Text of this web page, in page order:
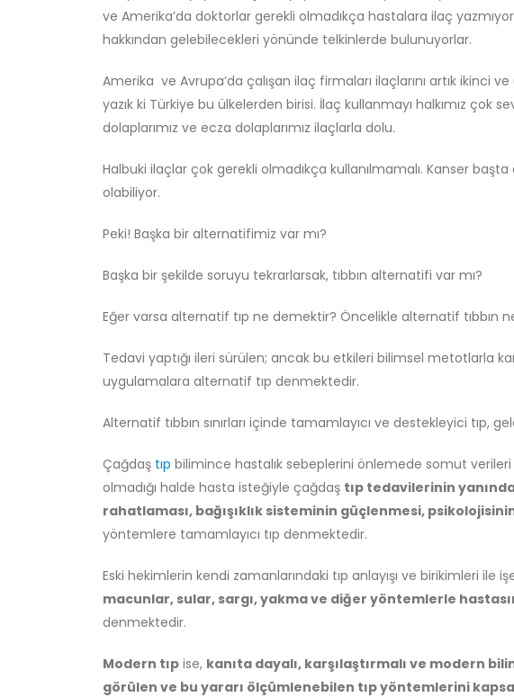
ve Amerika’da doktorlar gerekli olmadıkça hastalara ilaç
hakkından gelebilecekleri yönünde telkinlerde bulunuyorlar.
Amerika ve Avrupa’da çalışan ilaç firmaları ilaçlarını artık ikinci
yazık ki Türkiye bu ülkelerden birisi. İlaç kullanmayı halkımız çok
dolaplarımız ve ecza dolaplarımız ilaçlarla dolu.
Halbuki ilaçlar çok gerekli olmadıkça kullanılmamalı. Kanser
olabiliyor.
Peki! Başka bir alternatifimiz var mı?
Başka bir şekilde soruyu tekrarlarsak, tıbbın alternatifi var mı?
Eğer varsa alternatif tıp ne demektir? Öncelikle alternatif tıbbın
Tedavi yaptığı ileri sürülen; ancak bu etkileri bilimsel metotlarla
uygulamalara alternatif tıp denmektedir.
Alternatif tıbbın sınırları içinde tamamlayıcı ve destekleyici tıp,
Çağdaş tıp bilimince hastalık sebeplerini önlemede somut
olmadığı halde hasta isteğiyle çağdaş tıp tedavilerinin
rahatlaması, bağışıklık sisteminin güçlenmesi,
yöntemlere tamamlayıcı tıp denmektedir.
Eski hekimlerin kendi zamanlarındaki tıp anlayışı ve birikimleri
macunlar, sular, sargı, yakma ve diğer yöntemlerle
denmektedir.
Modern tıp ise, kanıta dayalı, karşılaştırmalı ve modern
görülen ve bu yararı ölçümlenebilen tıp yöntemlerini
Ağustos 6, 2026
Plotinus’un Gölgesi Haşhaşi/
Kadar Uzanır?
Temmuz 8, 2026
Kutsala
Haziran